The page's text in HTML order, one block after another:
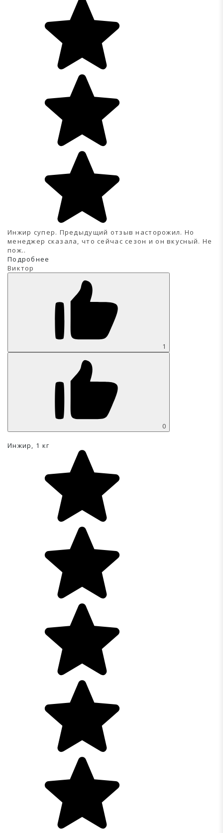
Инжир супер. Предыдущий отзыв насторожил. Но
менеджер сказала, что сейчас сезон и он вкусный. Не
пож..
Подробнее
Виктор
1
0
Инжир, 1 кг